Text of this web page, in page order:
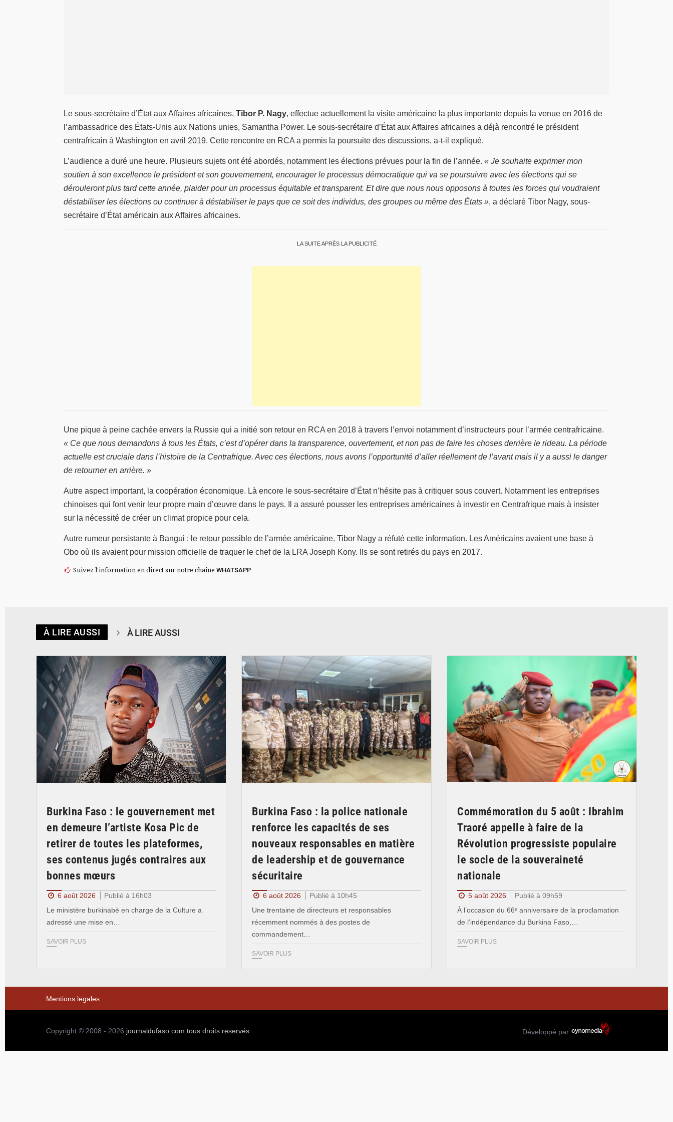
Le sous-secrétaire d’État aux Affaires africaines, Tibor P. Nagy, effectue actuellement la visite américaine la plus importante depuis la venue en 2016 de
l’ambassadrice des États-Unis aux Nations unies, Samantha Power. Le sous-secrétaire d’État aux Affaires africaines a déjà rencontré le président
centrafricain à Washington en avril 2019. Cette rencontre en RCA a permis la poursuite des discussions, a-t-il expliqué.
L’audience a duré une heure. Plusieurs sujets ont été abordés, notamment les élections prévues pour la fin de l’année. « Je souhaite exprimer mon
soutien à son excellence le président et son gouvernement, encourager le processus démocratique qui va se poursuivre avec les élections qui se
dérouleront plus tard cette année, plaider pour un processus équitable et transparent. Et dire que nous nous opposons à toutes les forces qui voudraient
déstabiliser les élections ou continuer à déstabiliser le pays que ce soit des individus, des groupes ou même des États », a déclaré Tibor Nagy, sous-
secrétaire d’État américain aux Affaires africaines.
LA SUITE APRÈS LA PUBLICITÉ
Une pique à peine cachée envers la Russie qui a initié son retour en RCA en 2018 à travers l’envoi notamment d’instructeurs pour l’armée centrafricaine.
« Ce que nous demandons à tous les États, c’est d’opérer dans la transparence, ouvertement, et non pas de faire les choses derrière le rideau. La période
actuelle est cruciale dans l’histoire de la Centrafrique. Avec ces élections, nous avons l’opportunité d’aller réellement de l’avant mais il y a aussi le danger
de retourner en arrière. »
Autre aspect important, la coopération économique. Là encore le sous-secrétaire d’État n’hésite pas à critiquer sous couvert. Notamment les entreprises
chinoises qui font venir leur propre main d’œuvre dans le pays. Il a assuré pousser les entreprises américaines à investir en Centrafrique mais à insister
sur la nécessité de créer un climat propice pour cela.
Autre rumeur persistante à Bangui : le retour possible de l’armée américaine. Tibor Nagy a réfuté cette information. Les Américains avaient une base à
Obo où ils avaient pour mission officielle de traquer le chef de la LRA Joseph Kony. Ils se sont retirés du pays en 2017.
Suivez l'information en direct sur notre chaîneWHATSAPP
À LIRE AUSSI À LIRE AUSSI
Burkina Faso : le gouvernement met
en demeure l’artiste Kosa Pic de
retirer de toutes les plateformes,
ses contenus jugés contraires aux
bonnes mœurs
6 août 2026
Publié à 16h03
Le ministère burkinabè en charge de la Culture a
adressé une mise en…
SAVOIR PLUS
Burkina Faso : la police nationale
renforce les capacités de ses
nouveaux responsables en matière
de leadership et de gouvernance
sécuritaire
6 août 2026
Publié à 10h45
Une trentaine de directeurs et responsables
récemment nommés à des postes de
commandement…
SAVOIR PLUS
Commémoration du 5 août : Ibrahim
Traoré appelle à faire de la
Révolution progressiste populaire
le socle de la souveraineté
nationale
5 août 2026
Publié à 09h59
À l’occasion du 66ᵉ anniversaire de la proclamation
de l’indépendance du Burkina Faso,…
SAVOIR PLUS
Mentions legales
Copyright © 2008 - 2026 journaldufaso.com tous droits reservés Développé par